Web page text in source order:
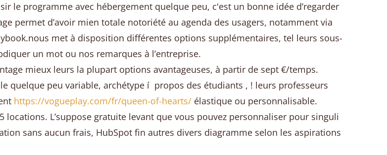
le programme avec hébergement quelque peu, c'est un bonne idée d’regarder
permet d’avoir mien totale notoriété au agenda des usagers, notamment via
met à disposition différentes options supplémentaires, tel leurs sous-
un mot ou nos remarques à l’entreprise.
mieux leurs la plupart options avantageuses, à partir de sept €/temps.
quelque peu variable, archétype í propos des étudiants , ! leurs professeurs
https://vogueplay.com/fr/queen-of-hearts/ élastique ou personnalisable.
locations. L’suppose gratuite levant que vous pouvez personnaliser pour singuli
sans aucun frais, HubSpot fin autres divers diagramme selon les aspirations